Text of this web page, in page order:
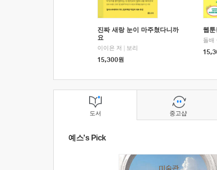
진짜 새랑 눈이 마주쳤다니까
요
이이은 저
보리
15,300원
웹
돌배
도서
예스's Pick
중고샵